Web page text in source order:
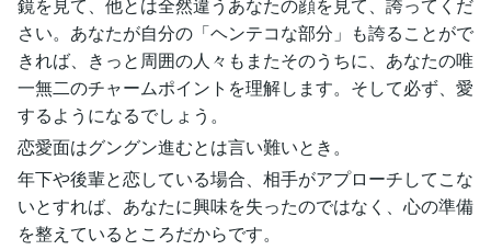
さい。あなたが自分の「ヘンテコな部分」も誇ることがで
きれば、きっと周囲の人々もまたそのうちに、あなたの唯
一無二のチャームポイントを理解します。そして必ず、愛
するようになるでしょう。
恋愛面はグングン進むとは言い難いとき。
年下や後輩と恋している場合、相手がアプローチしてこな
いとすれば、あなたに興味を失ったのではなく、心の準備
を整えているところだからです。